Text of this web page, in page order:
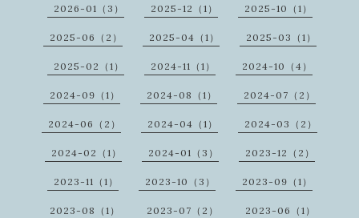
2026-01（3） 2025-12（1） 2025-10（1）
2025-06（2） 2025-04（1） 2025-03（1）
2025-02（1） 2024-11（1） 2024-10（4）
2024-09（1） 2024-08（1） 2024-07（2）
2024-06（2） 2024-04（1） 2024-03（2）
2024-02（1） 2024-01（3） 2023-12（2）
2023-11（1） 2023-10（3） 2023-09（1）
2023-08（1） 2023-07（2） 2023-06（1）